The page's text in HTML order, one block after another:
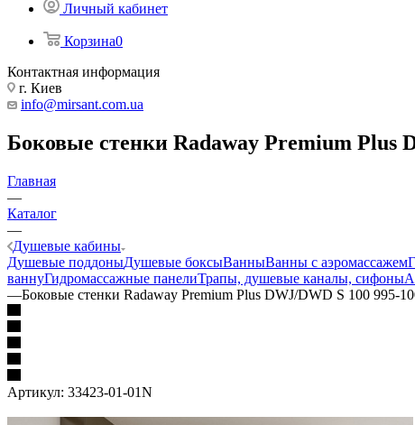
Личный кабинет
Корзина0
Контактная информация
г. Киев
info@mirsant.com.ua
Боковые стенки Radaway Premium Plus
Главная
—
Каталог
—
Душевые кабины
Душевые поддоныДушевые боксыВанныВанны с аэромассажем
ваннуГидромассажные панелиТрапы, душевые каналы, сифоны
—Боковые стенки Radaway Premium Plus DWJ/DWD S 100 995-
Артикул: 33423-01-01N